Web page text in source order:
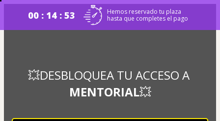
00 : 14 : 53
Hemos reservado tu plaza
hasta que completes el pago
💥DESBLOQUEA TU ACCESO A
MENTORIAL💥